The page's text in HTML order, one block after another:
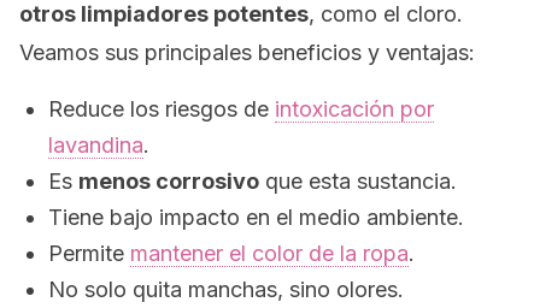
otros limpiadores potentes, como el cloro.
Veamos sus principales beneficios y ventajas:
Reduce los riesgos de intoxicación por
lavandina.
Es menos corrosivo que esta sustancia.
Tiene bajo impacto en el medio ambiente.
Permite mantener el color de la ropa.
No solo quita manchas, sino olores.